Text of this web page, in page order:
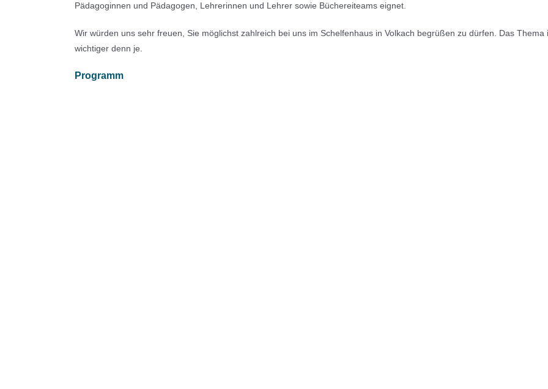
Pädagoginnen und Pädagogen, Lehrerinnen und Lehrer sowie Büchereiteams eignet.
Wir würden uns sehr freuen, Sie möglichst zahlreich bei uns im Schelfenhaus in Volkach begrüßen zu dürfen. Das Thema
wichtiger denn je.
Programm